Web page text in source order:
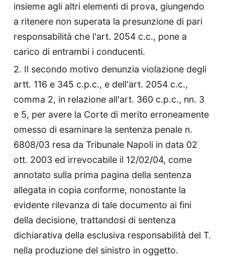
insieme agli altri elementi di prova, giungendo
a ritenere non superata la presunzione di pari
responsabilità che l'art. 2054 c.c., pone a
carico di entrambi i conducenti.
2. Il secondo motivo denunzia violazione degli
artt. 116 e 345 c.p.c., e dell'art. 2054 c.c.,
comma 2, in relazione all'art. 360 c.p.c., nn. 3
e 5, per avere la Corte di merito erroneamente
omesso di esaminare la sentenza penale n.
6808/03 resa da Tribunale Napoli in data 02
ott. 2003 ed irrevocabile il 12/02/04, come
annotato sulla prima pagina della sentenza
allegata in copia conforme, nonostante la
evidente rilevanza di tale documento ai fini
della decisione, trattandosi di sentenza
dichiarativa della esclusiva responsabilità del T.
nella produzione del sinistro in oggetto.